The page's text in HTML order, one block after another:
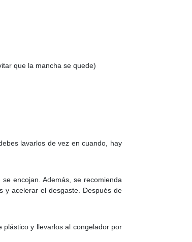
que la mancha se quede)
lavarlos de vez en cuando, hay
encojan. Además, se recomienda
y acelerar el desgaste. Después de
y llevarlos al congelador por